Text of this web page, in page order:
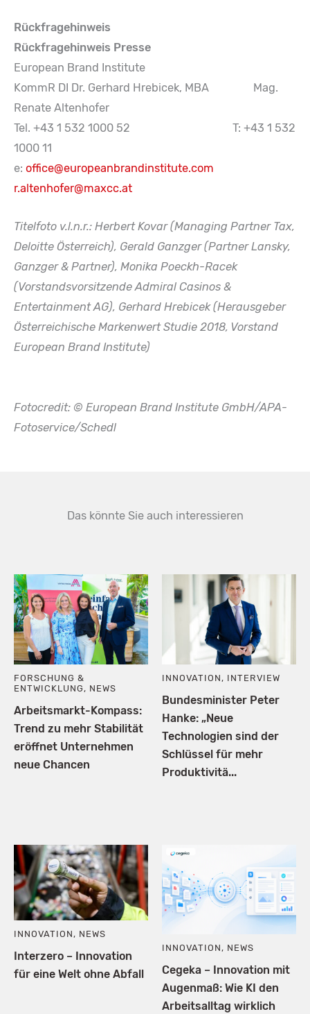
Rückfragehinweis
Rückfragehinweis Presse
European Brand Institute
KommR DI Dr. Gerhard Hrebicek, MBA Mag.
Renate Altenhofer
Tel. +43 1 532 1000 52 T: +43 1 532
1000 11
e: office@europeanbrandinstitute.com
r.altenhofer@maxcc.at
Titelfoto v.l.n.r.: Herbert Kovar (Managing Partner Tax,
Deloitte Österreich), Gerald Ganzger (Partner Lansky,
Ganzger & Partner), Monika Poeckh-Racek
(Vorstandsvorsitzende Admiral Casinos &
Entertainment AG), Gerhard Hrebicek (Herausgeber
Österreichische Markenwert Studie 2018, Vorstand
European Brand Institute)
Fotocredit: © European Brand Institute GmbH/APA-
Fotoservice/Schedl
Das könnte Sie auch interessieren
FORSCHUNG &
ENTWICKLUNG , NEWS
Arbeitsmarkt-Kompass:
Trend zu mehr Stabilität
eröffnet Unternehmen
neue Chancen
INNOVATION , INTERVIEW
Bundesminister Peter
Hanke: „Neue
Technologien sind der
Schlüssel für mehr
Produktivitä...
INNOVATION, NEWS
Interzero – Innovation
für eine Welt ohne Abfall
INNOVATION, NEWS
Cegeka – Innovation mit
Augenmaß: Wie KI den
Arbeitsalltag wirklich